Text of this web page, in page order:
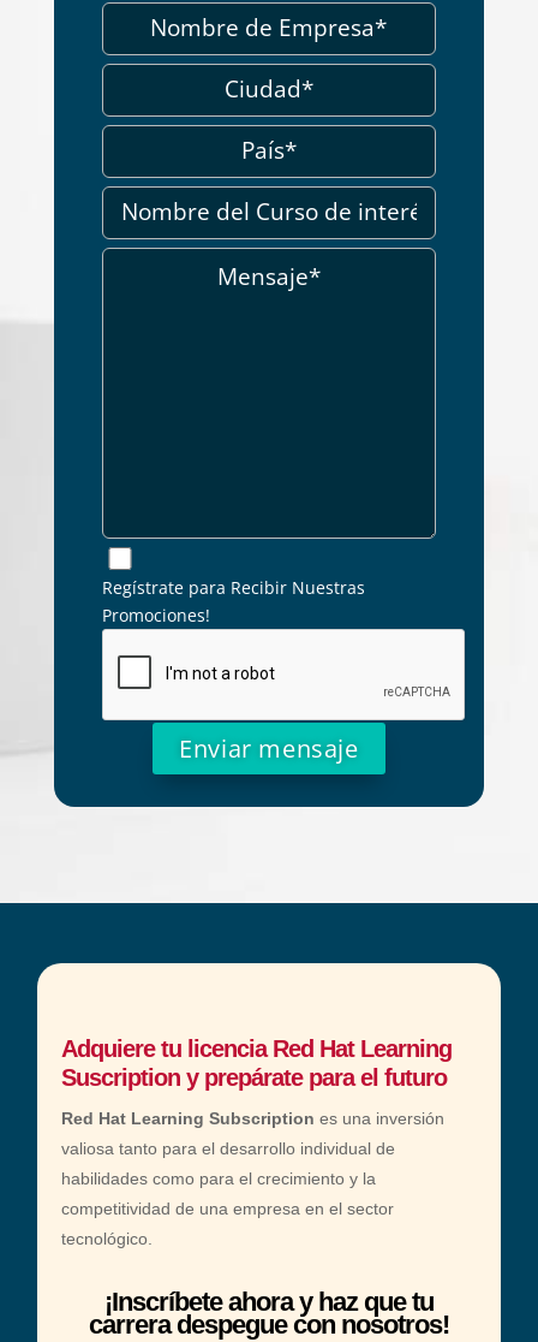
Regístrate para Recibir Nuestras
Promociones!
v
e
:
Adquiere tu licencia Red Hat Learning
Suscription y prepárate para el futuro
Red Hat Learning Subscription es una inversión
valiosa tanto para el desarrollo individual de
habilidades como para el crecimiento y la
competitividad de una empresa en el sector
tecnológico.
¡Inscríbete ahora y haz que tu
carrera despegue con nosotros!